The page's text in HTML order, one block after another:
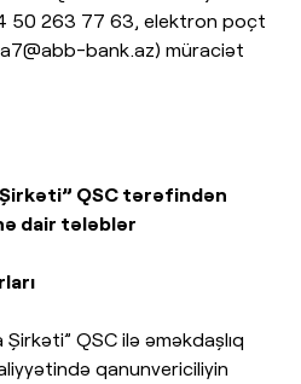
50 263 77 63, elektron poçt
bank.az) müraciət
QSC tərəfindən
dair tələblər
Şirkəti” QSC ilə əməkdaşlıq
qanunvericiliyin